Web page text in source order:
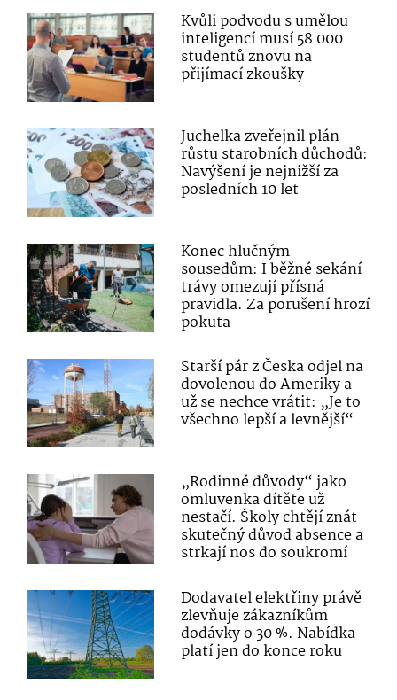
Kvůli podvodu s umělou
inteligencí musí 58 000
studentů znovu na
přijímací zkoušky
Juchelka zveřejnil plán
růstu starobních důchodů:
Navýšení je nejnižší za
posledních 10 let
Konec hlučným
sousedům: I běžné sekání
trávy omezují přísná
pravidla. Za porušení hrozí
pokuta
Starší pár z Česka odjel na
dovolenou do Ameriky a
už se nechce vrátit: „Je to
všechno lepší a levnější“
„Rodinné důvody“ jako
omluvenka dítěte už
nestačí. Školy chtějí znát
skutečný důvod absence a
strkají nos do soukromí
Dodavatel elektřiny právě
zlevňuje zákazníkům
dodávky o 30 %. Nabídka
platí jen do konce roku